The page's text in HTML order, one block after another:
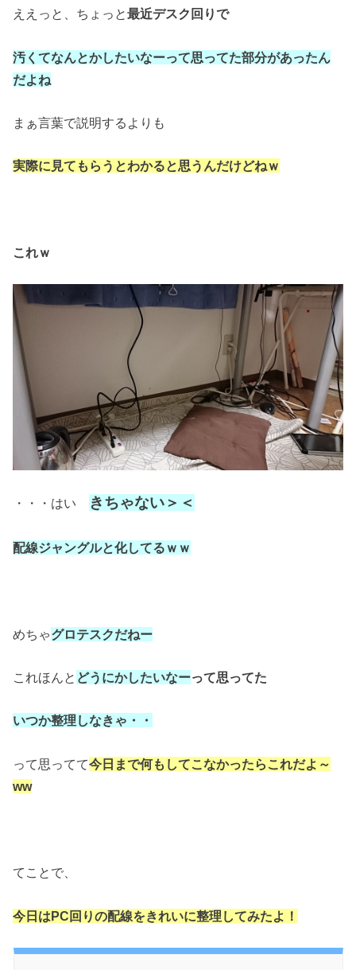
ええっと、ちょっと最近デスク回りで
汚くてなんとかしたいなーって思ってた部分があったん
だよね
まぁ言葉で説明するよりも
実際に見てもらうとわかると思うんだけどねｗ
これｗ
・・・はい きちゃない＞＜
配線ジャングルと化してるｗｗ
めちゃグロテスクだねー
これほんと どうにかしたいなーって思ってた
いつか整理しなきゃ・・
って思ってて今日まで何もしてこなかったらこれだよ～
ww
てことで、
今日はPC回りの配線をきれいに整理してみたよ！